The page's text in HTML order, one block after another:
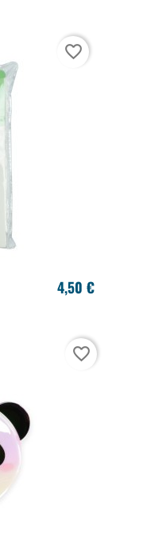
4,50 €
favorite_border
favorite_border